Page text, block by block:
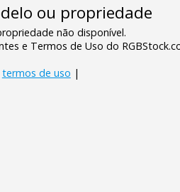
ou propriedade
não disponível.
e Termos de Uso do
termos de uso |